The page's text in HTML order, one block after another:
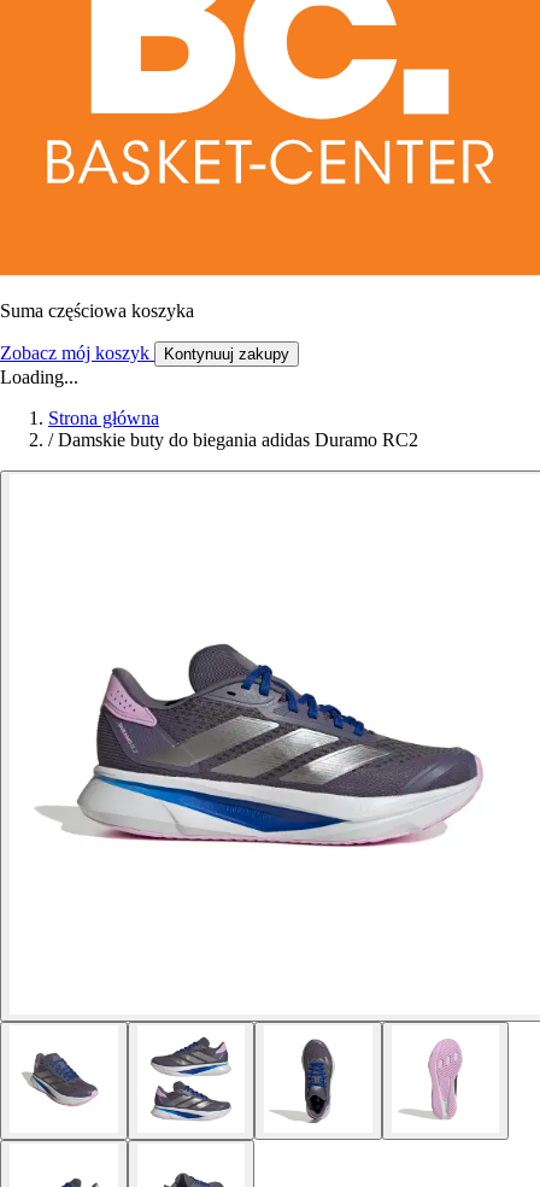
Suma częściowa koszyka
Zobacz mój koszyk Kontynuuj zakupy
Loading...
Strona główna
/ Damskie buty do biegania adidas Duramo RC2